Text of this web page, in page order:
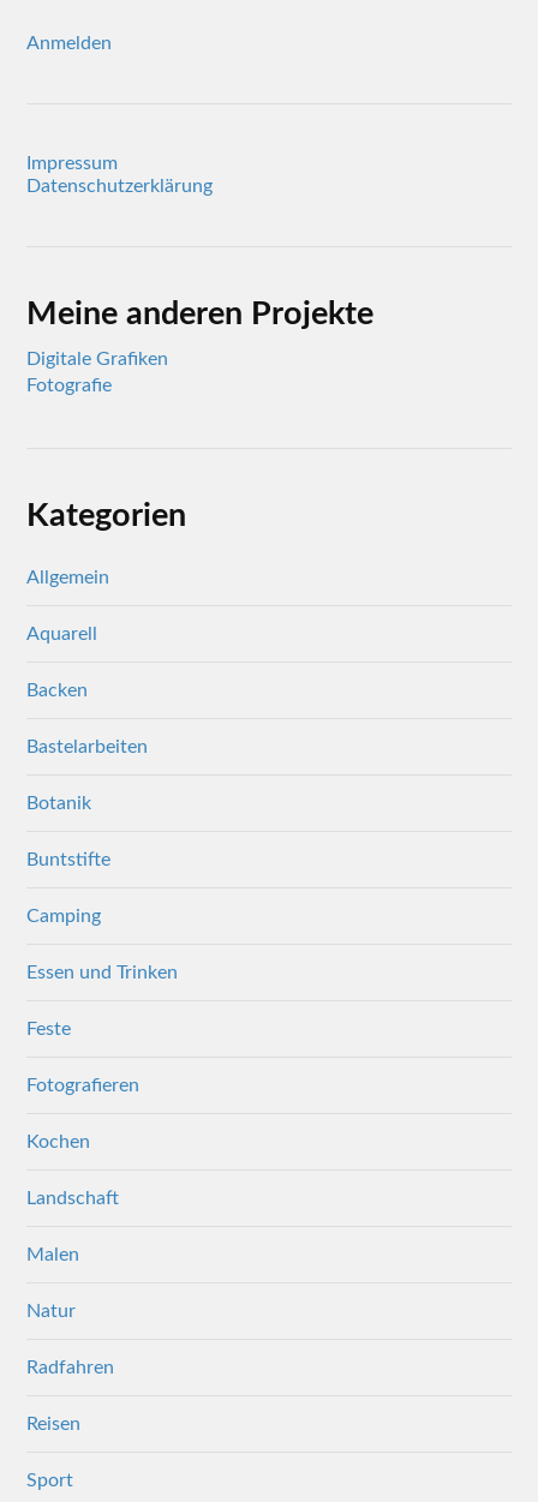
Anmelden
Impressum
Datenschutzerklärung
Meine anderen Projekte
Digitale Grafiken
Fotografie
Kategorien
Allgemein
Aquarell
Backen
Bastelarbeiten
Botanik
Buntstifte
Camping
Essen und Trinken
Feste
Fotografieren
Kochen
Landschaft
Malen
Natur
Radfahren
Reisen
Sport